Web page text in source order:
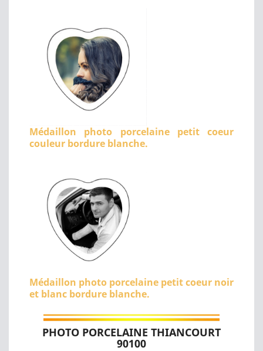
Médaillon photo porcelaine petit coeur
couleur bordure blanche.
Médaillon photo porcelaine petit coeur noir
et blanc bordure blanche.
PHOTO PORCELAINE THIANCOURT
90100